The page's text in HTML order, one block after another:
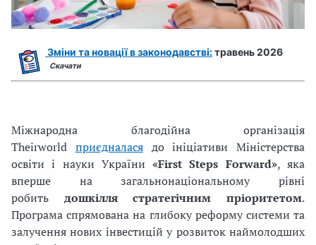
Зміни та новації в законодавстві:травень 2026
Скачати
Міжнародна благодійна організація
Theirworld приєдналасядо ініціативи Міністерства
освіти і науки України«First Steps Forward», яка
вперше на загальнонаціональному рівні
робить дошкілля стратегічним пріоритетом.
Програма спрямована на глибоку реформу системи та
залучення нових інвестицій у розвиток наймолодших